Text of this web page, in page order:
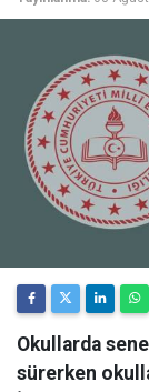
Okullarda
sürerken